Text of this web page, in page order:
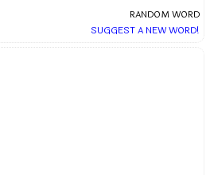
RANDOM WORD
SUGGEST A NEW WORD!